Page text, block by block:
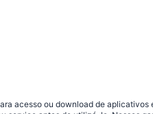
acesso ou download de